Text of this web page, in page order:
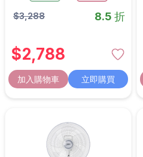
$3,288 8.5 折
$2,788
加入購物車 立即購買